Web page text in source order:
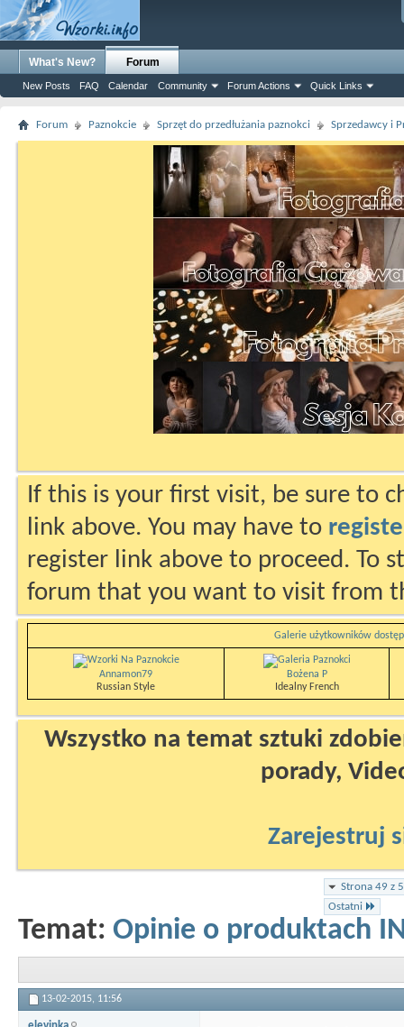
What's New? Forum
New Posts FAQ Calendar Community Forum Actions Quick Links
Forum Paznokcie Sprzęt do przedłużania paznokci Sprzedawcy i
If this is your first visit, be sure to
link above. You may have to
register link above to proceed. To
forum that you want to visit from
Galerie użytkowników
Annamon79
Russian Style
Bożena P
Idealny French
Wszystko na temat sztuki
porady,
Zarejestruj
Strona 49 z
Ostatni
Temat: Opinie o produktach
13-02-2015, 11:56